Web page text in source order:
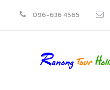
096-636 4565